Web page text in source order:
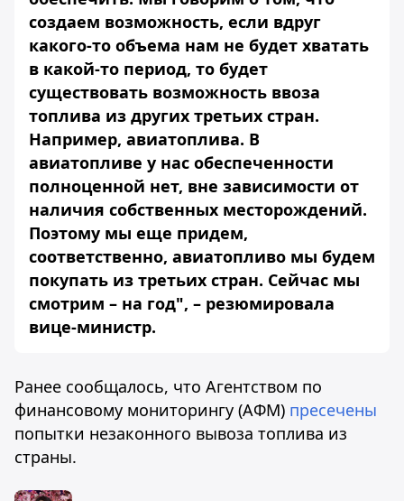
создаем возможность, если вдруг
какого-то объема нам не будет хватать
в какой-то период, то будет
существовать возможность ввоза
топлива из других третьих стран.
Например, авиатоплива. В
авиатопливе у нас обеспеченности
полноценной нет, вне зависимости от
наличия собственных месторождений.
Поэтому мы еще придем,
соответственно, авиатопливо мы будем
покупать из третьих стран. Сейчас мы
смотрим – на год", – резюмировала
вице-министр.
Ранее сообщалось, что Агентством по
финансовому мониторингу (АФМ) пресечены
попытки незаконного вывоза топлива из
страны.